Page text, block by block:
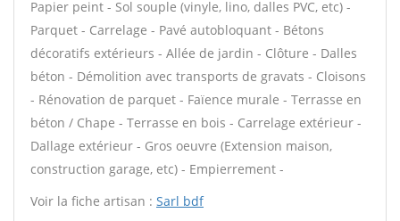
Papier peint - Sol souple (vinyle, lino, dalles PVC, etc) -
Parquet - Carrelage - Pavé autobloquant - Bétons
décoratifs extérieurs - Allée de jardin - Clôture - Dalles
béton - Démolition avec transports de gravats - Cloisons
- Rénovation de parquet - Faïence murale - Terrasse en
béton / Chape - Terrasse en bois - Carrelage extérieur -
Dallage extérieur - Gros oeuvre (Extension maison,
construction garage, etc) - Empierrement -
Voir la fiche artisan : Sarl bdf